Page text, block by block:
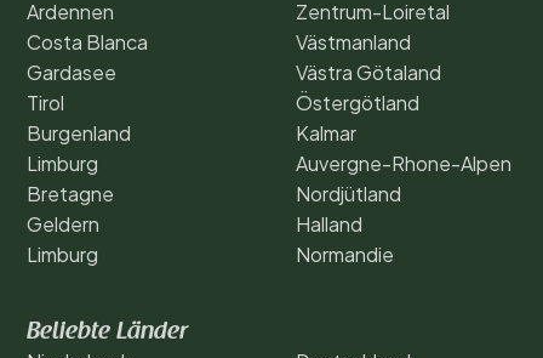
Ardennen
Costa Blanca
Gardasee
Tirol
Burgenland
Limburg
Bretagne
Geldern
Limburg
Zentrum-Loiretal
Västmanland
Västra Götaland
Östergötland
Kalmar
Auvergne-Rhone-Alpen
Nordjütland
Halland
Normandie
Beliebte Länder